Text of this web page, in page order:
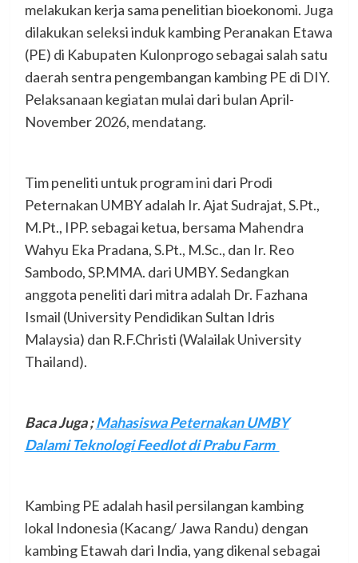
melakukan kerja sama penelitian bioekonomi. Juga
dilakukan seleksi induk kambing Peranakan Etawa
(PE) di Kabupaten Kulonprogo sebagai salah satu
daerah sentra pengembangan kambing PE di DIY.
Pelaksanaan kegiatan mulai dari bulan April-
November 2026, mendatang.
Tim peneliti untuk program ini dari Prodi
Peternakan UMBY adalah Ir. Ajat Sudrajat, S.Pt.,
M.Pt., IPP. sebagai ketua, bersama Mahendra
Wahyu Eka Pradana, S.Pt., M.Sc., dan Ir. Reo
Sambodo, SP.MMA. dari UMBY. Sedangkan
anggota peneliti dari mitra adalah Dr. Fazhana
Ismail (University Pendidikan Sultan Idris
Malaysia) dan R.F.Christi (Walailak University
Thailand).
Baca Juga ; Mahasiswa Peternakan UMBY
Dalami Teknologi Feedlot di Prabu Farm
Kambing PE adalah hasil persilangan kambing
lokal Indonesia (Kacang/ Jawa Randu) dengan
kambing Etawah dari India, yang dikenal sebagai